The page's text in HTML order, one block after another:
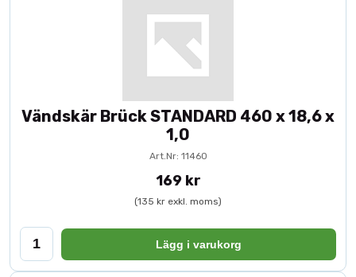
Vändskär Brück STANDARD 460 x 18,6 x
1,0
Art.Nr: 11460
169 kr
(135 kr exkl. moms)
Lägg i varukorg